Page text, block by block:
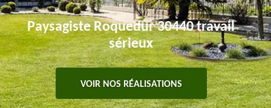
Paysagiste Roquedur 30440 travail
sérieux
VOIR NOS RÉALISATIONS